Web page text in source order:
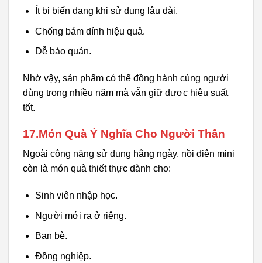
Ít bị biến dạng khi sử dụng lâu dài.
Chống bám dính hiệu quả.
Dễ bảo quản.
Nhờ vậy, sản phẩm có thể đồng hành cùng người
dùng trong nhiều năm mà vẫn giữ được hiệu suất
tốt.
17.Món Quà Ý Nghĩa Cho Người Thân
Ngoài công năng sử dụng hằng ngày, nồi điện mini
còn là món quà thiết thực dành cho:
Sinh viên nhập học.
Người mới ra ở riêng.
Bạn bè.
Đồng nghiệp.